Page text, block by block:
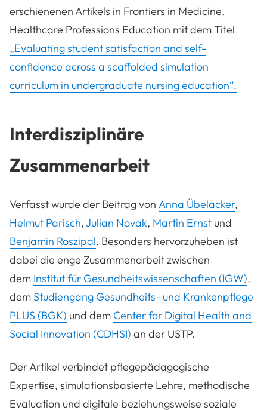
erschienenen Artikels in Frontiers in Medicine,
Healthcare Professions Education mit dem Titel
„Evaluating student satisfaction and self-
confidence across a scaffolded simulation
curriculum in undergraduate nursing education“.
Interdisziplinäre
Zusammenarbeit
Verfasst wurde der Beitrag von Anna Übelacker,
Helmut Parisch,Julian Novak, Martin Ernst und
Benjamin Roszipal. Besonders hervorzuheben ist
dabei die enge Zusammenarbeit zwischen
dem Institut für Gesundheitswissenschaften (IGW),
dem Studiengang Gesundheits- und Krankenpflege
PLUS (BGK) und dem Center for Digital Health and
Social Innovation (CDHSI) an der USTP.
Der Artikel verbindet pflegepädagogische
Expertise, simulationsbasierte Lehre, methodische
Evaluation und digitale beziehungsweise soziale